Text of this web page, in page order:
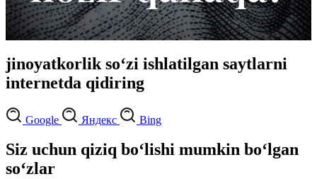
jinoyatkorlik so‘zi ishlatilgan saytlarni
internetda qidiring
Google Яндекс Bing
Siz uchun qiziq bo‘lishi mumkin bo‘lgan
so‘zlar